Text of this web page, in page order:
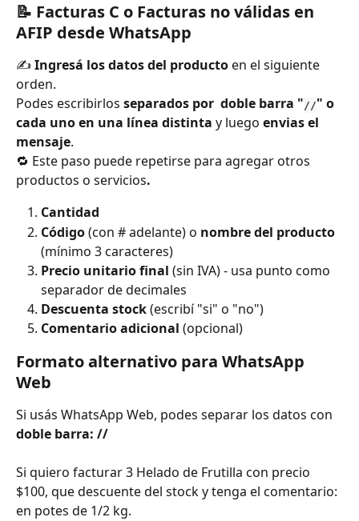
📝 Facturas C o Facturas no válidas en
AFIP desde WhatsApp
✍️ Ingresá los datos del producto en el siguiente
orden.
Podes escribirlos separados por doble barra " //" o
cada uno en una línea distinta y luego envias el
mensaje.
🔁 Este paso puede repetirse para agregar otros
productos o servicios.
Cantidad
Código (con # adelante) o nombre del producto
(mínimo 3 caracteres)
Precio unitario final (sin IVA) - usa punto como
separador de decimales
Descuenta stock (escribí "si" o "no")
Comentario adicional (opcional)
Formato alternativo para WhatsApp
Web
Si usás WhatsApp Web, podes separar los datos con
doble barra: //
Si quiero facturar 3 Helado de Frutilla con precio
$100, que descuente del stock y tenga el comentario:
en potes de 1/2 kg.